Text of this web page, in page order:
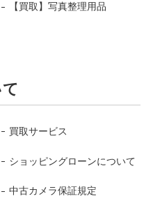
【買取】写真整理用品
買取サービス
ショッピングローンについて
中古カメラ保証規定